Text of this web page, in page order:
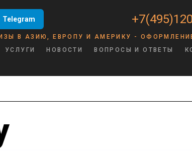
Telegram
В АЗИЮ, ЕВРОПУ И АМЕРИКУ -
УСЛУГИ
НОВОСТИ ВОПРОСЫ И ОТВЕТЫ